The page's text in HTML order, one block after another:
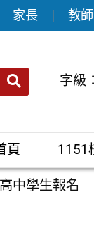
家長 教師
送出 字級：
頁 1151
中學生報名